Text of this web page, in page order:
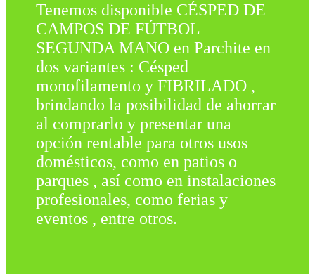
Tenemos disponible CÉSPED DE
CAMPOS DE FÚTBOL
SEGUNDA MANO en Parchite en
dos variantes : Césped
monofilamento y FIBRILADO ,
brindando la posibilidad de ahorrar
al comprarlo y presentar una
opción rentable para otros usos
domésticos, como en patios o
parques , así como en instalaciones
profesionales, como ferias y
eventos , entre otros.